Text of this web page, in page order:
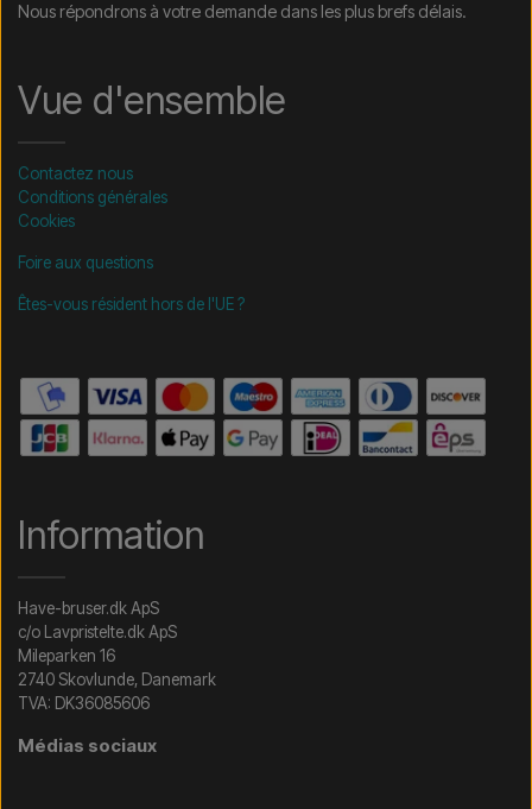
Nous répondrons à votre demande dans les plus brefs délais.
Vue d'ensemble
Contactez nous
Conditions générales
Cookies
Foire aux questions
Êtes-vous résident hors de l'UE ?
Information
Have-bruser.dk ApS
c/o Lavpristelte.dk ApS
Mileparken 16
2740 Skovlunde, Danemark
TVA: DK36085606
Médias sociaux